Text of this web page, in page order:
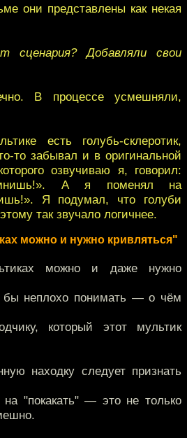
они представлены как некая
Добавляли свои
В процессе усмешняли,
есть голубь-склеротик,
то забывал и в оригинальной
озвучиваю я, говорил:
А я поменял на
Я подумал, что голуби
так звучало логичнее.
можно и нужно кривляться"
можно и даже нужно
неплохо понимать — о чём
который этот мультик
находку следует признать
"покакать" — это не только